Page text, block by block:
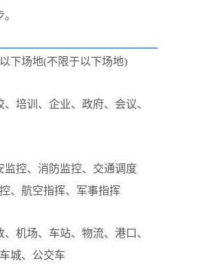
场地(不限于以下场地)
训、企业、政府、会议、
控、消防监控、交通调度
、航空指挥、军事指挥
场、车站、物流、港口、
城、公交车